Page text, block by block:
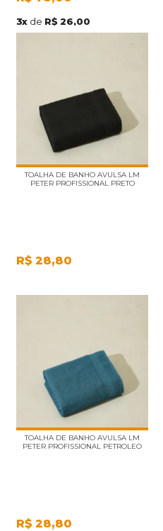
3x de R$ 26,00
TOALHA DE BANHO AVULSA LM
PETER PROFISSIONAL PRETO
R$ 28,80
TOALHA DE BANHO AVULSA LM
PETER PROFISSIONAL PETROLEO
R$ 28,80